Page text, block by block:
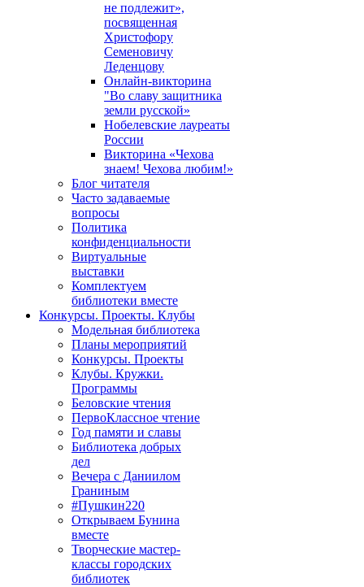
не подлежит»,
посвященная
Христофору
Семеновичу
Леденцову
Онлайн-викторина
"Во славу защитника
земли русской»
Нобелевские лауреаты
России
Викторина «Чехова
знаем! Чехова любим!»
Блог читателя
Часто задаваемые
вопросы
Политика
конфиденциальности
Виртуальные
выставки
Комплектуем
библиотеки вместе
Конкурсы. Проекты. Клубы
Модельная библиотека
Планы мероприятий
Конкурсы. Проекты
Клубы. Кружки.
Программы
Беловские чтения
ПервоКлассное чтение
Год памяти и славы
Библиотека добрых
дел
Вечера с Даниилом
Граниным
#Пушкин220
Открываем Бунина
вместе
Творческие мастер-
классы городских
библиотек